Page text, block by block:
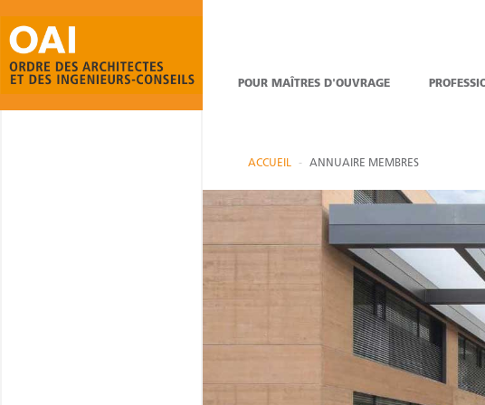
POUR MAÎTRES D'OUVRAGE
ACCUEIL ANNUAIRE MEMBRES